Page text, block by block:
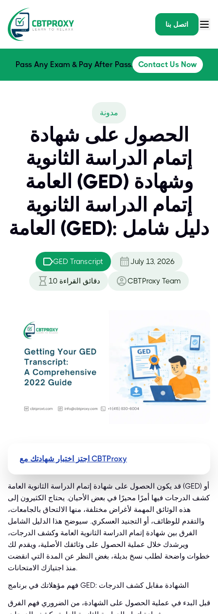
اتصل بنا
Pass Any Exam & Pay After Pass. Contact Us Now
مدونة
الحصول على شهادة
إتمام الدراسة الثانوية
العامة (GED) وشهادة
إتمام الدراسة الثانوية
العامة (GED): دليل شامل
GED Transcript July 13, 2026
10 دقائق القراءة CBTProxy Team
اجتز اختبار شهادتك مع CBTProxy
قد يكون الحصول على شهادة إتمام الدراسة الثانوية العامة (GED) أو
كشف الدرجات فيها أمرًا محيرًا في بعض الأحيان. يحتاج الكثيرون إلى
هذه الوثائق المهمة لأغراض مختلفة، منها الالتحاق بالجامعات،
والتقدم للوظائف، أو التجنيد العسكري. سيوضح هذا الدليل الشامل
الفرق بين شهادة إتمام الدراسة الثانوية العامة وكشف الدرجات،
ويرشدك خلال عملية الحصول على وثائقك الأصلية، ويقدم لك
خطوات واضحة لطلب نسخ بديلة، بغض النظر عن المدة التي انقضت
منذ اجتيازك الامتحانات.
فهم مؤهلاتك في برنامج GED: الشهادة مقابل كشف الدرجات
قبل البدء في عملية الحصول على الشهادة، من الضروري فهم الفرق